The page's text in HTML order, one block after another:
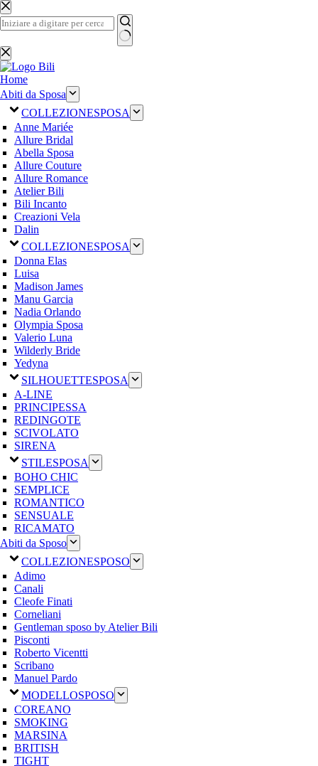
Salta
al
contenuto
Nessun
risultato
Home
Abiti da Sposa
COLLEZIONESPOSA
Anne Mariée
Allure Bridal
Abella Sposa
Allure Couture
Allure Romance
Atelier Bili
Bili Incanto
Creazioni Vela
Dalin
COLLEZIONESPOSA
Donna Elas
Luisa
Madison James
Manu Garcia
Nadia Orlando
Olympia Sposa
Valerio Luna
Wilderly Bride
Yedyna
SILHOUETTESPOSA
A-LINE
PRINCIPESSA
REDINGOTE
SCIVOLATO
SIRENA
STILESPOSA
BOHO CHIC
SEMPLICE
ROMANTICO
SENSUALE
RICAMATO
Abiti da Sposo
COLLEZIONESPOSO
Adimo
Canali
Cleofe Finati
Corneliani
Gentleman sposo by Atelier Bili
Pisconti
Roberto Vicentti
Scribano
Manuel Pardo
MODELLOSPOSO
COREANO
SMOKING
MARSINA
BRITISH
TIGHT